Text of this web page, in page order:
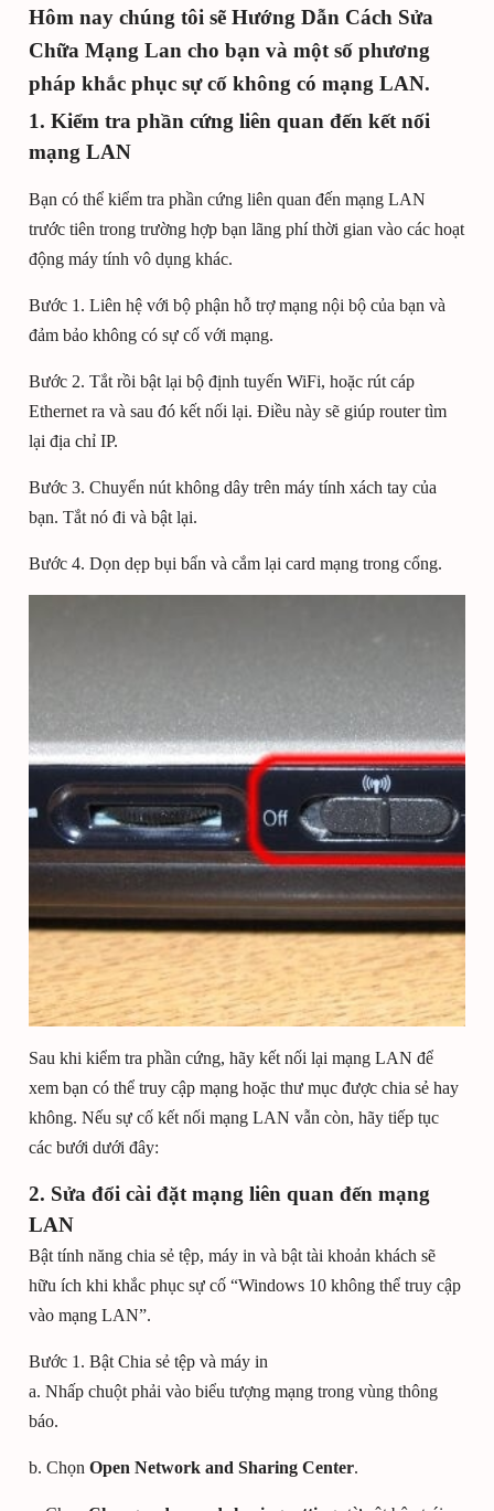
Hôm nay chúng tôi sẽ Hướng Dẫn Cách Sửa
Chữa Mạng Lan cho bạn và một số phương
pháp khắc phục sự cố không có mạng LAN.
1. Kiểm tra phần cứng liên quan đến kết nối
mạng LAN
Bạn có thể kiểm tra phần cứng liên quan đến mạng LAN
trước tiên trong trường hợp bạn lãng phí thời gian vào các hoạt
động máy tính vô dụng khác.
Bước 1. Liên hệ với bộ phận hỗ trợ mạng nội bộ của bạn và
đảm bảo không có sự cố với mạng.
Bước 2. Tắt rồi bật lại bộ định tuyến WiFi, hoặc rút cáp
Ethernet ra và sau đó kết nối lại. Điều này sẽ giúp router tìm
lại địa chỉ IP.
Bước 3. Chuyển nút không dây trên máy tính xách tay của
bạn. Tắt nó đi và bật lại.
Bước 4. Dọn dẹp bụi bẩn và cắm lại card mạng trong cổng.
Sau khi kiểm tra phần cứng, hãy kết nối lại mạng LAN để
xem bạn có thể truy cập mạng hoặc thư mục được chia sẻ hay
không. Nếu sự cố kết nối mạng LAN vẫn còn, hãy tiếp tục
các bưới dưới đây:
2. Sửa đổi cài đặt mạng liên quan đến mạng
LAN
Bật tính năng chia sẻ tệp, máy in và bật tài khoản khách sẽ
hữu ích khi khắc phục sự cố “Windows 10 không thể truy cập
vào mạng LAN”.
Bước 1. Bật Chia sẻ tệp và máy in
a. Nhấp chuột phải vào biểu tượng mạng trong vùng thông
báo.
b. Chọn Open Network and Sharing Center.